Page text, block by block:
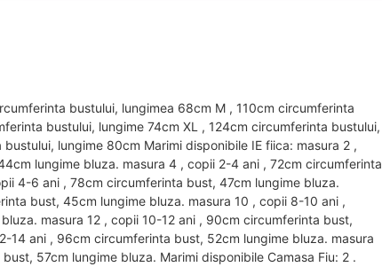
bustului, lungimea 68cm M , 110cm circumferinta
bustului, lungime 74cm XL , 124cm circumferinta bustului,
lungime 80cm Marimi disponibile IE fiica: masura 2 ,
lungime bluza. masura 4 , copii 2-4 ani , 72cm circumferinta
4-6 ani , 78cm circumferinta bust, 47cm lungime bluza.
bust, 45cm lungime bluza. masura 10 , copii 8-10 ani ,
masura 12 , copii 10-12 ani , 90cm circumferinta bust,
14 ani , 96cm circumferinta bust, 52cm lungime bluza. masura
57cm lungime bluza. Marimi disponibile Camasa Fiu: 2 .